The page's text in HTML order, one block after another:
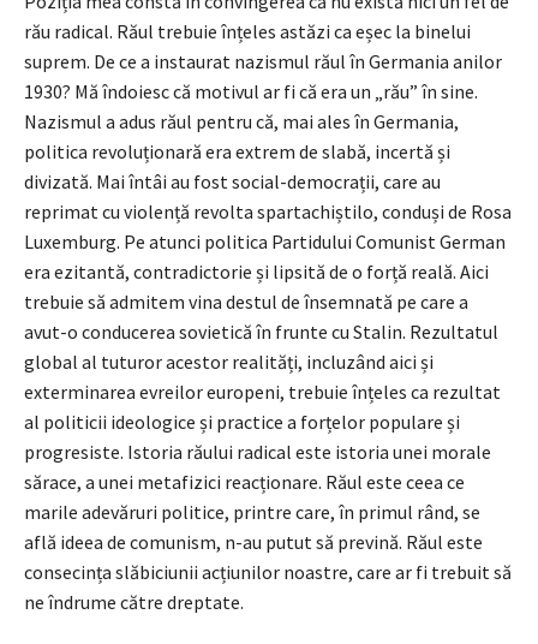
rău radical. Răul trebuie înțeles astăzi ca eșec la binelui
suprem. De ce a instaurat nazismul răul în Germania anilor
1930? Mă îndoiesc că motivul ar fi că era un „rău” în sine.
Nazismul a adus răul pentru că, mai ales în Germania,
politica revoluționară era extrem de slabă, incertă și
divizată. Mai întâi au fost social-democrații, care au
reprimat cu violență revolta spartachiștilo, conduși de Rosa
Luxemburg. Pe atunci politica Partidului Comunist German
era ezitantă, contradictorie și lipsită de o forță reală. Aici
trebuie să admitem vina destul de însemnată pe care a
avut-o conducerea sovietică în frunte cu Stalin. Rezultatul
global al tuturor acestor realități, incluzând aici și
exterminarea evreilor europeni, trebuie înțeles ca rezultat
al politicii ideologice și practice a forțelor populare și
progresiste. Istoria răului radical este istoria unei morale
sărace, a unei metafizici reacționare. Răul este ceea ce
marile adevăruri politice, printre care, în primul rând, se
află ideea de comunism, n-au putut să prevină. Răul este
consecința slăbiciunii acțiunilor noastre, care ar fi trebuit să
ne îndrume către dreptate.